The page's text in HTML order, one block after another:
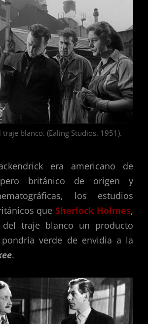
blanco. (Ealing Studios. 1951).
era americano de
pero británico de origen y
los estudios
que Sherlock Holmes,
traje blanco un producto
verde de envidia a la
.